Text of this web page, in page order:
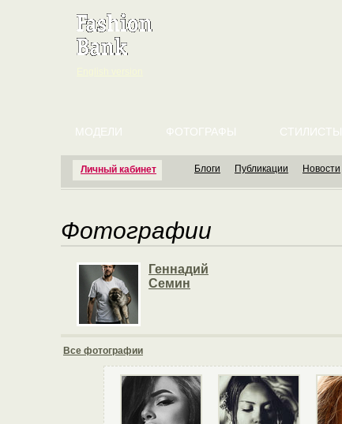
Личный кабинет
МОДЕЛИ ФОТОГРАФЫ СТИЛИСТЫ
Блоги Публикации Новости
Фотографии
Геннадий
Семин
Все фотографии